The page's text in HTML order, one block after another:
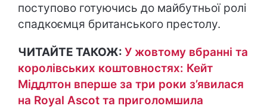
поступово готуючись до майбутньої ролі
спадкоємця британського престолу.
ЧИТАЙТЕ ТАКОЖ: У жовтому вбранні та
королівських коштовностях: Кейт
Міддлтон вперше за три роки з’явилася
на Royal Ascot та приголомшила